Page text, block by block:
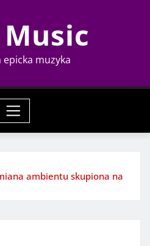
epicka muzyka
ambientu skupiona na